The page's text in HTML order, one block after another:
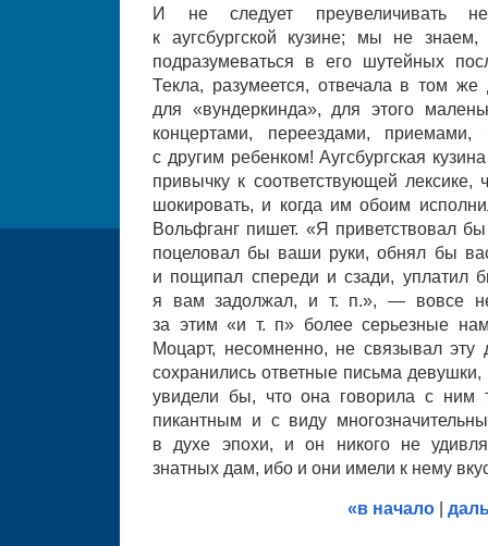
И не следует преувеличивать
к аугсбургской кузине; мы не
подразумеваться в его шутейных
Текла, разумеется, отвечала в том же
для «вундеркинда», для этого
концертами, переездами, приемами,
с другим ребенком! Аугсбургская
привычку к соответствующей
шокировать, и когда им обоим
Вольфганг пишет. «Я приветствовал
поцеловал бы ваши руки, обнял бы
и пощипал спереди и сзади, уплатил
я вам задолжал, и т. п.», — вовсе не
за этим «и т. п» более серьезные
Моцарт, несомненно, не связывал
сохранились ответные письма
увидели бы, что она говорила с ним
пикантным и с виду
в духе эпохи, и он никого не
знатных дам, ибо и они имели к нему
«в начало |